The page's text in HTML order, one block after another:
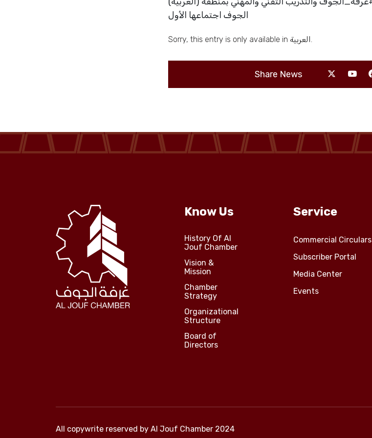
Al-Jouf events
الجوف اجتماعها الأول
Sorry, this entry is only available in العربية
Share News
Know Us
History Of Al
Jouf Chamber
Vision &
Mission
Chamber
Strategy
Organizational
Structure
Board of
Directors
Service
Commercial Circulars
Subscriber Portal
Media Center
Events
All copywrite reserved by Al Jouf Chamber 2024